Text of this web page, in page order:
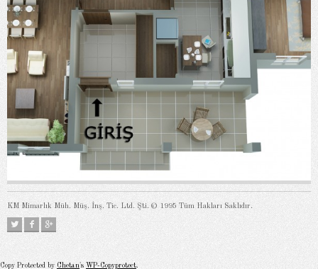
KM Mimarlık Müh. Müş. İnş. Tic. Ltd. Şti. © 1995 Tüm Hakları Saklıdır.
Copy Protected by Chetan 's WP-Copyprotect.